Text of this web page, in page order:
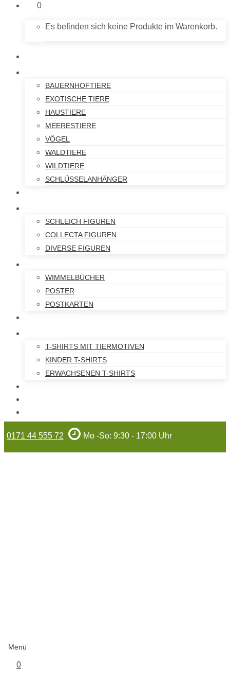
0
Es befinden sich keine Produkte im Warenkorb.
BAUERNHOFTIERE
EXOTISCHE TIERE
HAUSTIERE
MEERESTIERE
VÖGEL
WALDTIERE
WILDTIERE
SCHLÜSSELANHÄNGER
SCHLEICH FIGUREN
COLLECTA FIGUREN
DIVERSE FIGUREN
WIMMELBÜCHER
POSTER
POSTKARTEN
T-SHIRTS MIT TIERMOTIVEN
KINDER T-SHIRTS
ERWACHSENEN T-SHIRTS
0171 44 555 72 Mo -So: 9:30 - 17:00 Uhr
Menü
0